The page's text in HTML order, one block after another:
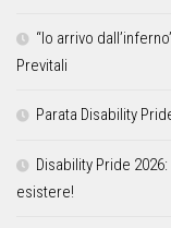
“Io arrivo
Previtali
Parata Disability
Disability Pride
esistere!